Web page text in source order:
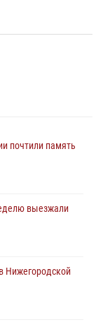
почтили память
выезжали
Нижегородской